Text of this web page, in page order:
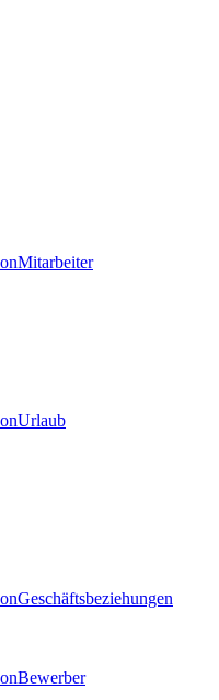
Mitarbeiter
Urlaub
Geschäftsbeziehungen
Bewerber